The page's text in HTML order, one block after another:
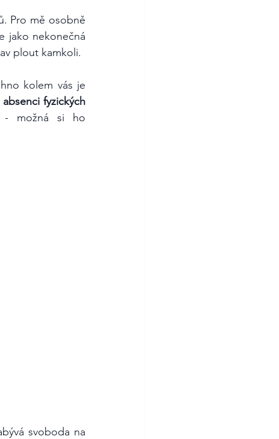
Pro mě osobně
jako nekonečná
plout kamkoli.
kolem vás je
fyzických
- možná si ho
svoboda na